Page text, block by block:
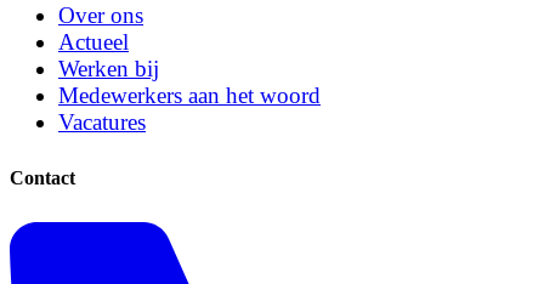
Over ons
Actueel
Werken bij
Medewerkers aan het woord
Vacatures
Contact